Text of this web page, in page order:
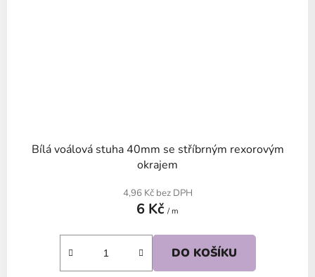
Bílá voálová stuha 40mm se stříbrným rexorovým
okrajem
4,96 Kč bez DPH
6 Kč / m
DO KOŠÍKU